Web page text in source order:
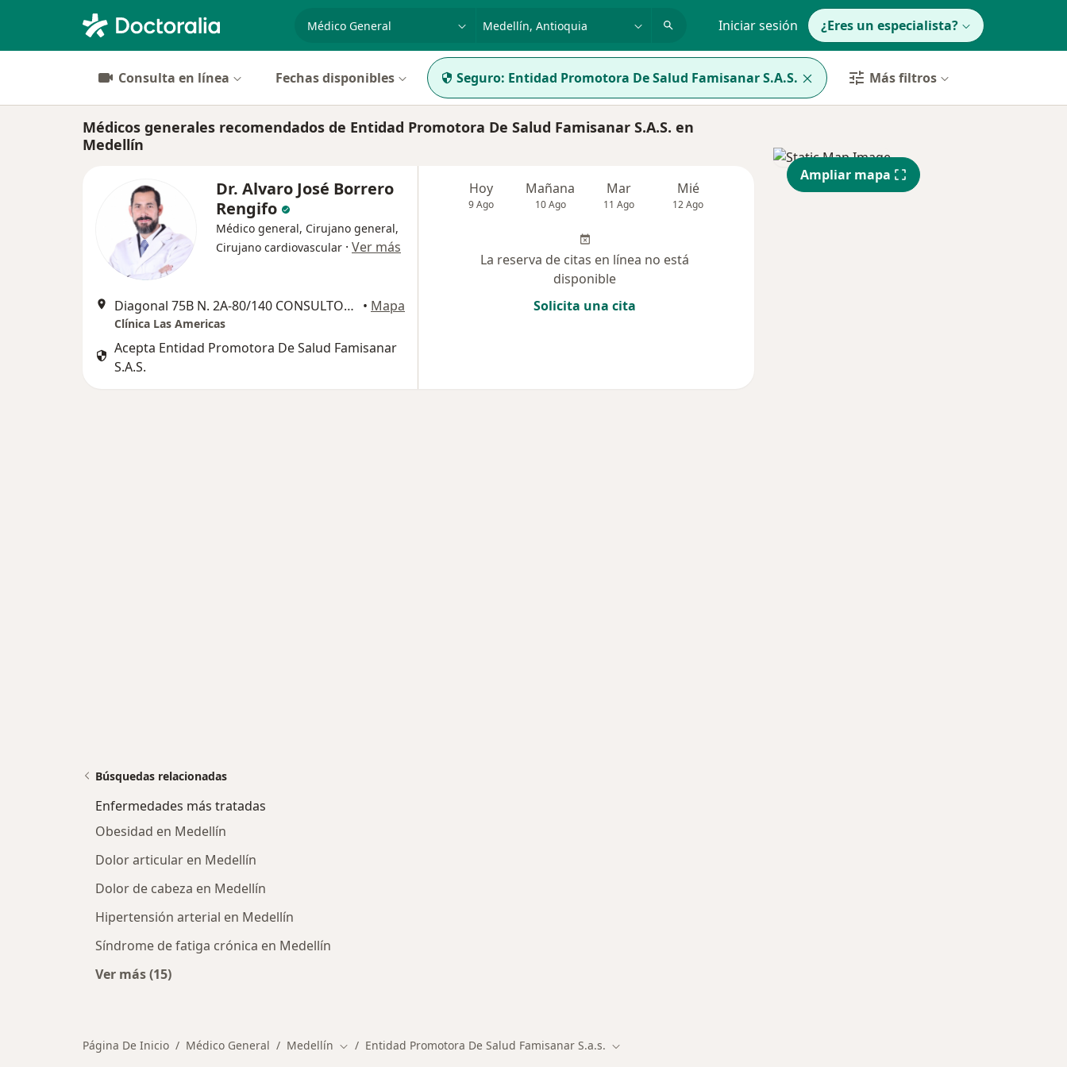
especialidad, enfermedad o nombrep. ej. Bogotá Iniciar sesión ¿Eres un especialista?
Consulta en línea Fechas disponibles Seguro: Entidad Promotora De Salud Famisanar S.A.S. Más filtros
Médicos generales recomendados de Entidad Promotora De Salud Famisanar S.A.S. en
Medellín
Dr. Alvaro José Borrero
Rengifo
Médico general, Cirujano general,
Cirujano cardiovascular · Ver más
Diagonal 75B N. 2A-80/140 CONSULTORIO 311, Medellín • Mapa
Clínica Las Americas
Acepta Entidad Promotora De Salud Famisanar
S.A.S.
Hoy
9 Ago
Mañana
10 Ago
Mar
11 Ago
Mié
12 Ago
Vie Sáb
La reserva de citas en línea no está
disponible
Solicita una cita
Ampliar mapa
Búsquedas relacionadas
Enfermedades más tratadas
Obesidad en Medellín
Dolor articular en Medellín
Dolor de cabeza en Medellín
Hipertensión arterial en Medellín
Síndrome de fatiga crónica en Medellín
Ver más (15)
Página De Inicio Médico General Medellín Cambiar de ciudad
Entidad Promotora De Salud Famisanar S.a.s. Cambiar de ciudad